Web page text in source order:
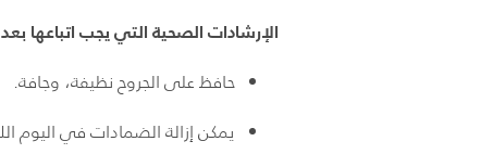
الإرشادات الصحية التي يجب اتباعها بعد
حافظ على الجروح نظيفة، وجافة.
يمكن إزالة الضمادات في اليوم